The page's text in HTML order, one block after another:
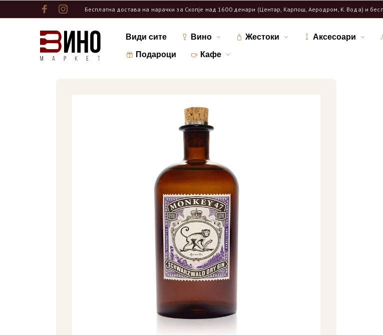
Бесплатна достава на нарачки за Скопје над 1600 денари (Центар, Карпош, Аеродром, К. Вода) и
Види сите Вино Жестоки Аксесоари
Подароци Кафе